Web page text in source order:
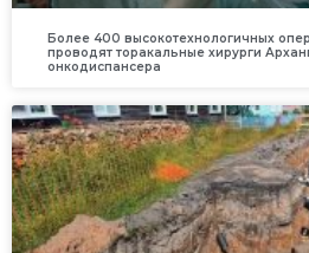
Более 400 высокотехнологичных
проводят торакальные хирурги
онкодиспансера